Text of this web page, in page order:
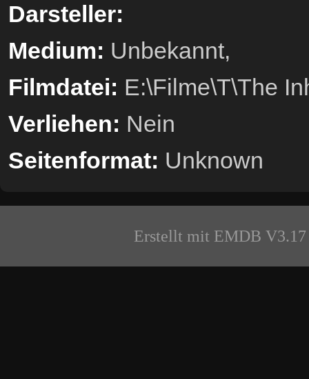
Darsteller:
Medium: Unbekannt,
Filmdatei: E:\Filme\T\The
Verliehen: Nein
Seitenformat: Unknown
Erstellt mit EMDB V3.17